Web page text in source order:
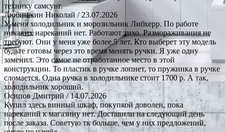
технику самсунг.
Любишкин Николай / 23.07.2026
У меня холодильник и морозильник Либхерр. По работе
никаких нареканий нет. Работают тихо. Размораживания не
требуют. Они у меня уже более 5 лет. Кто выберет эту модель
будьте готовы через это время менять ручки. Я уже одну
заменил. Это самое не отработанное место в этой
конструкции. То пластик в ручке лопнет, то пружинка в ручке
сломается. Одна ручка в холодильнике стоит 1700 р. А так,
холодильник хороший.
Осипов Дмитрий/ 14.07.2026
Купил здесь винный шкаф, покупкой доволен, пока
нареканий к магазину нет. Доставили на следующий день
после заказа. Советую тк больше, чем у них предложений,